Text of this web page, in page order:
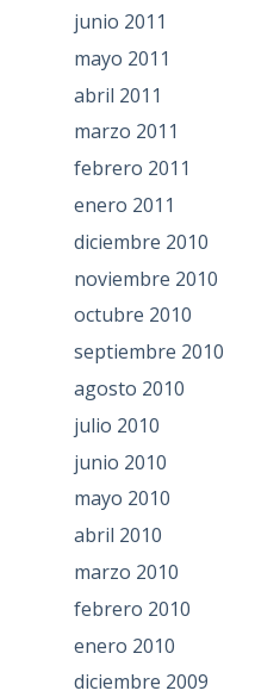
junio 2011
mayo 2011
abril 2011
marzo 2011
febrero 2011
enero 2011
diciembre 2010
noviembre 2010
octubre 2010
septiembre 2010
agosto 2010
julio 2010
junio 2010
mayo 2010
abril 2010
marzo 2010
febrero 2010
enero 2010
diciembre 2009